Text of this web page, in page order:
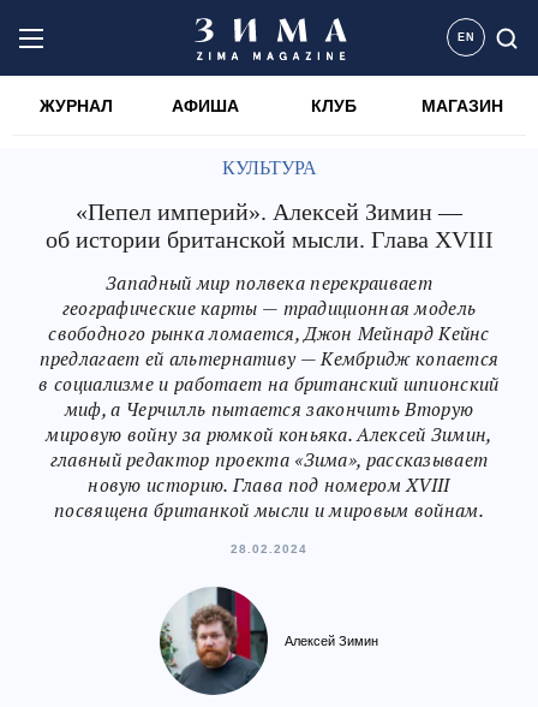
EN
ЖУРНАЛ АФИША КЛУБ МАГАЗИН
КУЛЬТУРА
«Пепел империй». Алексей Зимин —
об истории британской мысли. Глава XVIII
Западный мир полвека перекраивает
географические карты — традиционная модель
свободного рынка ломается, Джон Мейнард Кейнс
предлагает ей альтернативу — Кембридж копается
в социализме и работает на британский шпионский
миф, а Черчилль пытается закончить Вторую
мировую войну за рюмкой коньяка. Алексей Зимин,
главный редактор проекта «Зима», рассказывает
новую историю. Глава под номером XVIII
посвящена британкой мысли и мировым войнам.
28.02.2024
Алексей Зимин